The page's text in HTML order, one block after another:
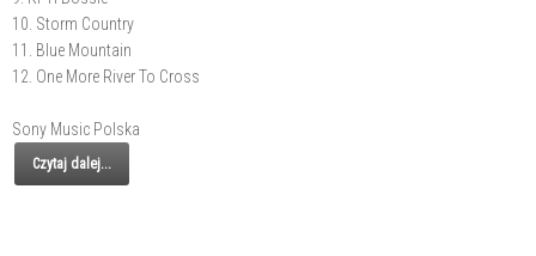
10. Storm Country
11. Blue Mountain
12. One More River To Cross
Sony Music Polska
Czytaj dalej...